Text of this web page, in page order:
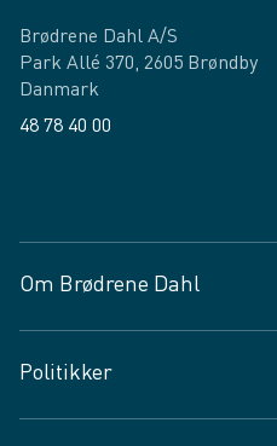
Brødrene Dahl A/S
Park Allé 370, 2605 Brøndby
Danmark
48 78 40 00
Om Brødrene Dahl
Vagttelefon 30 10 89 89
Spørgsmål og svar
Politikker